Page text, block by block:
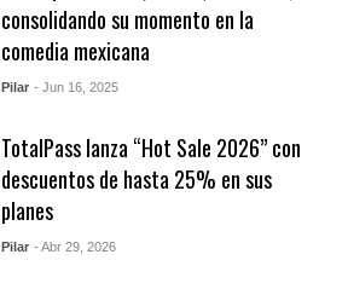
consolidando su momento en la
comedia mexicana
Pilar - Jun 16, 2025
TotalPass lanza “Hot Sale 2026” con
descuentos de hasta 25% en sus
planes
Pilar - Abr 29, 2026